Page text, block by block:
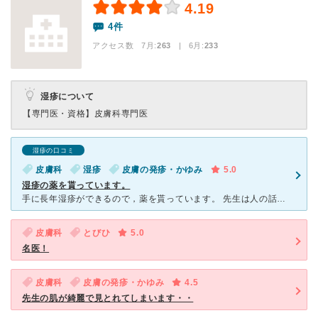
4.19
4件
アクセス数 7月:263 | 6月:233
湿疹について
【専門医・資格】 皮膚科専門医
湿疹の口コミ
皮膚科 湿疹 皮膚の発疹・かゆみ
5.0
湿疹の薬を貰っています。
手に長年湿疹ができるので，薬を貰っています。 先生は人の話をよく聞いてくださり，丁寧に診察してくださいます。 出して頂く薬も良く効き，量もたくさん出してくださいます。 受付の方や看護師さんも親切
皮膚科 とびひ
5.0
名医！
皮膚科 皮膚の発疹・かゆみ
4.5
先生の肌が綺麗で見とれてしまいます・・